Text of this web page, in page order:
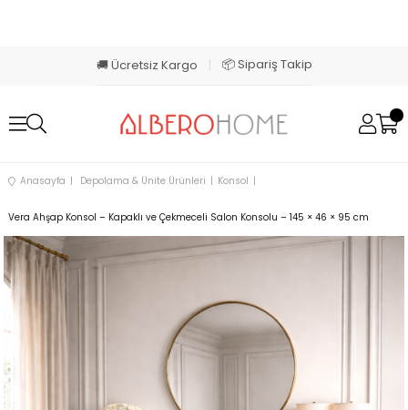
🚚 Ücretsiz Kargo 📦 Sipariş Takip
Anasayfa Depolama & Ünite Ürünleri Konsol
Vera Ahşap Konsol – Kapaklı ve Çekmeceli Salon Konsolu – 145 × 46 × 95 cm